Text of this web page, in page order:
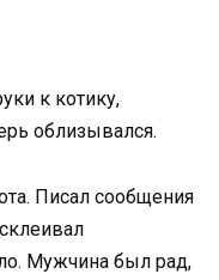
к котику,
облизывался.
Писал сообщения
Мужчина был рад,